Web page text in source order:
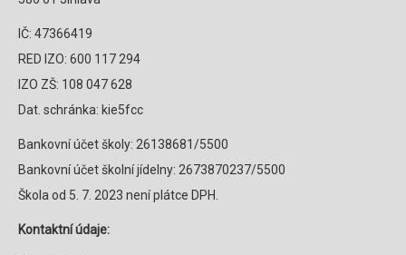
IČ: 47366419
RED IZO: 600 117 294
IZO ZŠ: 108 047 628
Dat. schránka: kie5fcc
Bankovní účet školy: 26138681/5500
Bankovní účet školní jídelny: 2673870237/5500
Škola od 5. 7. 2023 není plátce DPH.
Kontaktní údaje: